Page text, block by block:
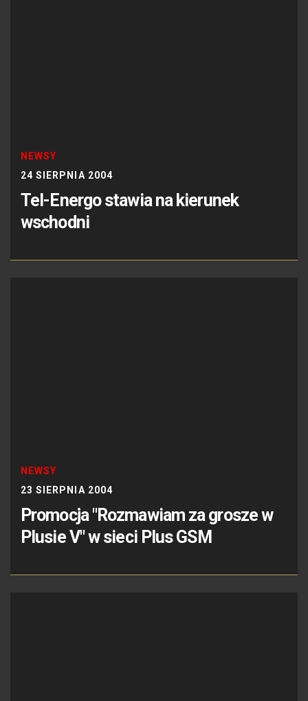
NEWSY
24 SIERPNIA 2004
Tel-Energo stawia na kierunek
wschodni
NEWSY
23 SIERPNIA 2004
Promocja "Rozmawiam za grosze w
Plusie V" w sieci Plus GSM